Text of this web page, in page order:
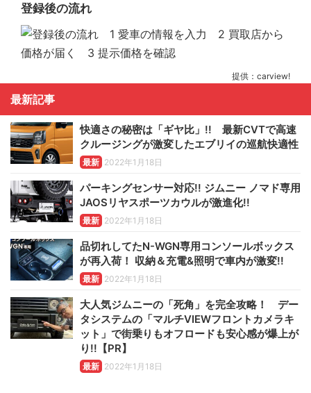
登録後の流れ
提供：carview!
最新記事
快適さの秘密は「ギヤ比」!! 最新CVTで高速
クルージングが激変したエブリイの巡航快適性
最新 2022年1月18日
パーキングセンサー対応!! ジムニー ノマド専用
JAOSリヤスポーツカウルが激進化!!
最新 2022年1月18日
品切れしてたN-WGN専用コンソールボックス
が再入荷！ 収納＆充電&照明で車内が激変!!
最新 2022年1月18日
大人気ジムニーの「死角」を完全攻略！ デー
タシステムの「マルチVIEWフロントカメラキ
ット」で街乗りもオフロードも安心感が爆上が
り!!【PR】
最新 2022年1月18日